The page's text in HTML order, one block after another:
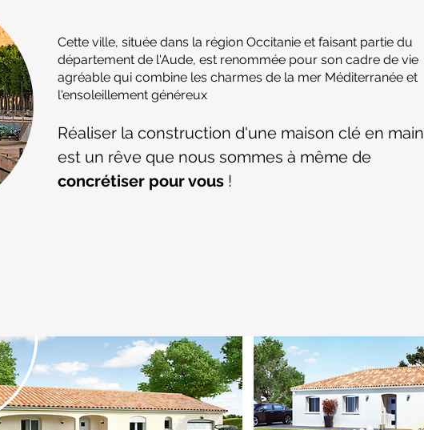
Cette ville, située dans la région Occitanie et faisant partie du
département de l'Aude, est renommée pour son cadre de vie
agréable qui combine les charmes de la mer Méditerranée et
l'ensoleillement généreux
Réaliser la construction d'une maison clé en main
est un rêve que nous sommes à même de
concrétiser pour vous !